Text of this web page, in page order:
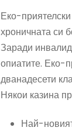
Еко-
хроничната си
Заради
опиатите. Еко-
дванадесети
Някои казина
Най-